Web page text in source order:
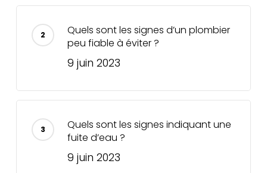
Quels sont les signes d’un plombier
peu fiable à éviter ?
9 juin 2023
Quels sont les signes indiquant une
fuite d’eau ?
9 juin 2023